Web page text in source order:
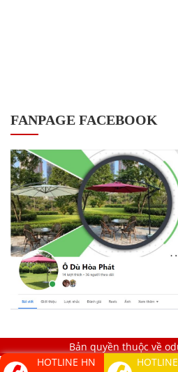
FANPAGE FACEBOOK
Bản quyền thuộc về
HOTLINE HN